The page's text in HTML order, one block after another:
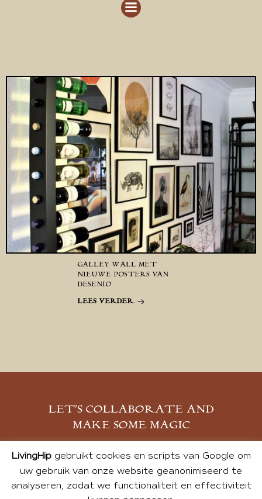
GALLEY WALL MET
NIEUWE POSTERS VAN
DESENIO
LEES VERDER
LET’S COLLABORATE AND
MAKE SOME MAGIC
MELD JE AAN
LivingHipgebruikt cookies en scripts van Google om
uw gebruik van onze website geanonimiseerd te
analyseren, zodat we functionaliteit en effectiviteit